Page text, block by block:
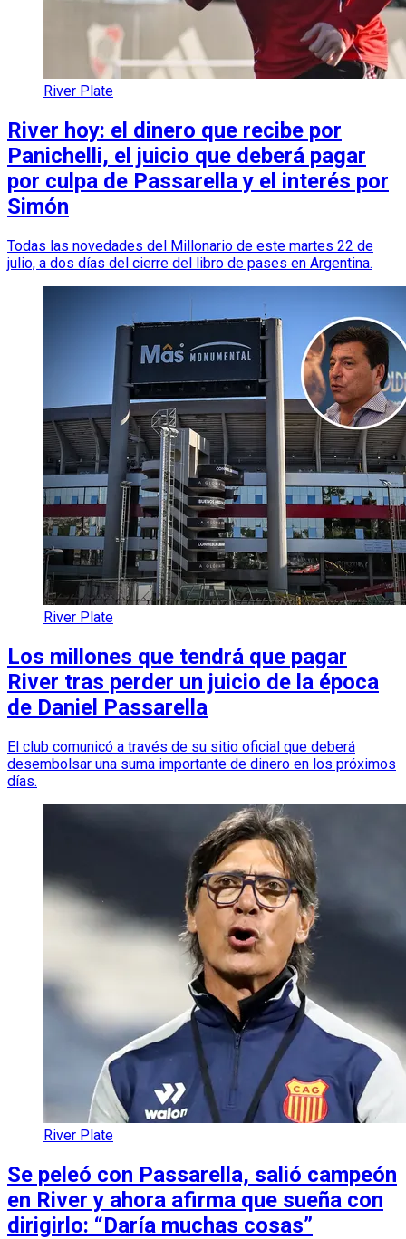
River Plate
River hoy: el dinero que recibe por
Panichelli, el juicio que deberá pagar
por culpa de Passarella y el interés por
Simón
Todas las novedades del Millonario de este martes 22 de
julio, a dos días del cierre del libro de pases en Argentina.
River Plate
Los millones que tendrá que pagar
River tras perder un juicio de la época
de Daniel Passarella
El club comunicó a través de su sitio oficial que deberá
desembolsar una suma importante de dinero en los próximos
días.
River Plate
Se peleó con Passarella, salió campeón
en River y ahora afirma que sueña con
dirigirlo: “Daría muchas cosas”